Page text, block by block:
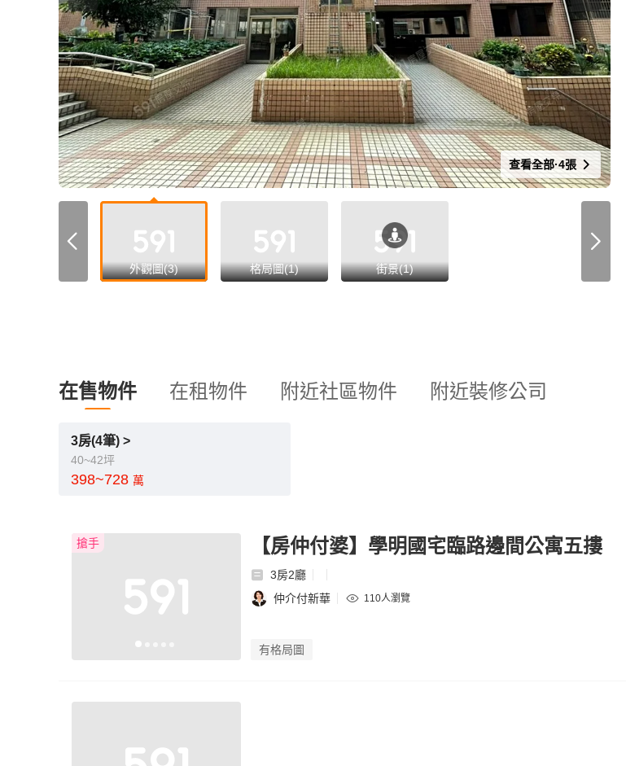
all
查看全部·4張
外觀圖(3) 格局圖(1) 街景(1)
在售物件 在租物件 附近社區物件 附近裝修公司
3房(4筆) >
40~42坪
398~728 萬
搶手 【房仲付婆】學明國宅臨路邊間公寓五摟
3房2廳
仲介付新華
110人瀏覽
有格局圖